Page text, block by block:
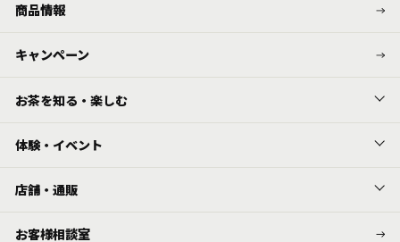
商品情報
キャンペーン
お茶を知る・楽しむ
体験・イベント
店舗・通販
お客様相談室